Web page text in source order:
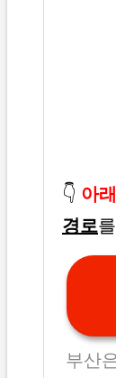
👇 아
경로
부산